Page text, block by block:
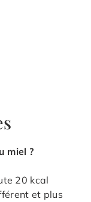
miel ?
20 kcal
et plus